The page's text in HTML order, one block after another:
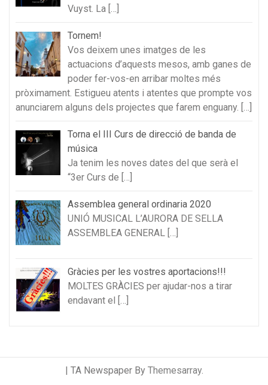
Vuyst. La […]
Tornem!
Vos deixem unes imatges de les
actuacions d’aquests mesos, amb ganes de
poder fer-vos-en arribar moltes més
pròximament. Estigueu atents i atentes que prompte vos
anunciarem alguns dels projectes que farem enguany. […]
Torna el III Curs de direcció de banda de
música
Ja tenim les noves dates del que serà el
“3er Curs de […]
Assemblea general ordinaria 2020
UNIÓ MUSICAL L’AURORA DE SELLA
ASSEMBLEA GENERAL […]
Gràcies per les vostres aportacions!!!
MOLTES GRÀCIES per ajudar-nos a tirar
endavant el […]
| TA Newspaper By Themesarray.